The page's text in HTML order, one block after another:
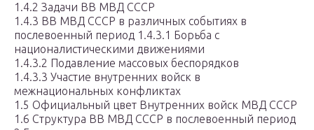
1.4.2 Задачи ВВ МВД СССР
1.4.3 ВВ МВД СССР в различных событиях в
послевоенный период 1.4.3.1 Борьба с
националистическими движениями
1.4.3.2 Подавление массовых беспорядков
1.4.3.3 Участие внутренних войск в
межнациональных конфликтах
1.5 Официальный цвет Внутренних войск МВД СССР
1.6 Структура ВВ МВД СССР в послевоенный период